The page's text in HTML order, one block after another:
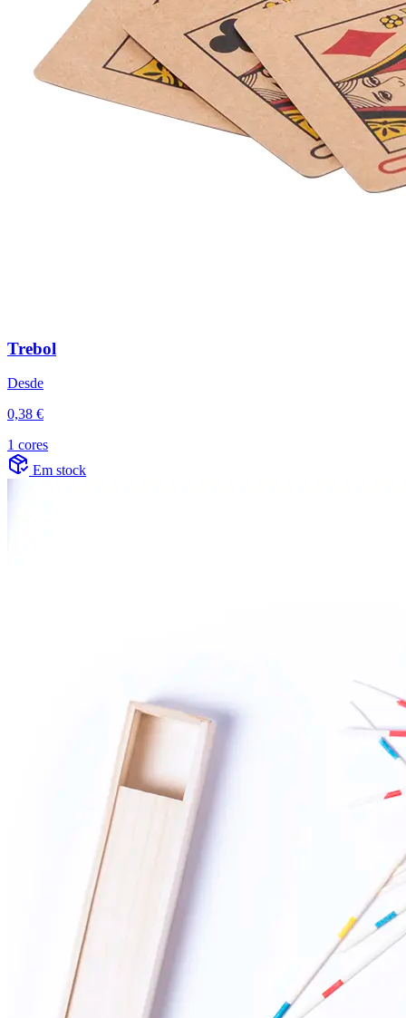
Trebol
Desde
0,38 €
1 cores
Em stock